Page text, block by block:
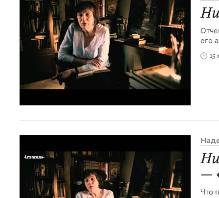
его
15
—
Что